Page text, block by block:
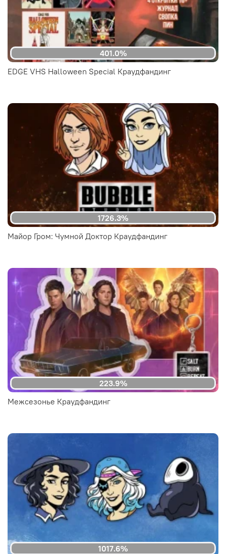
401.0%
EDGE VHS Halloween Special Краудфандинг
1726.3%
Майор Гром: Чумной Доктор Краудфандинг
223.9%
Межсезонье Краудфандинг
1017.6%